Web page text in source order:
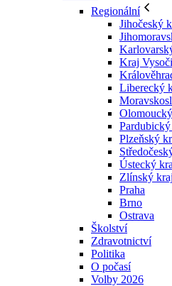
Regionální
Jihočeský
Kraj
Liberecký
Plzeňský
Ústecký
Zlínský kraj
Praha
Brno
Ostrava
Školství
Zdravotnictví
Politika
O počasí
Volby 2026